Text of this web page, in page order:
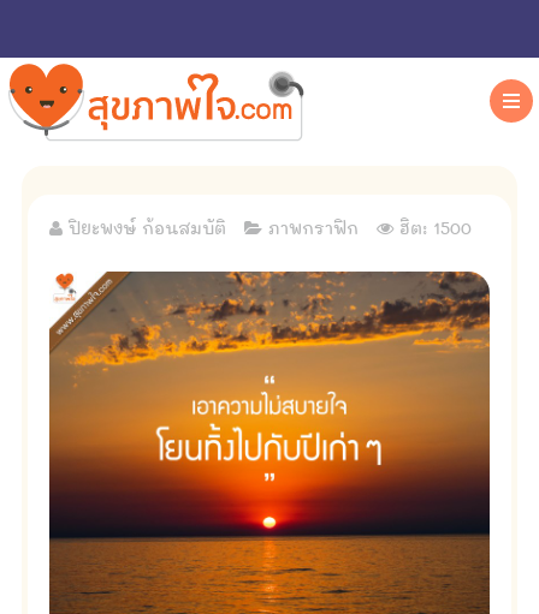
ปิยะพงษ์ ก้อนสมบัติ ภาพกราฟิก ฮิต: 1500